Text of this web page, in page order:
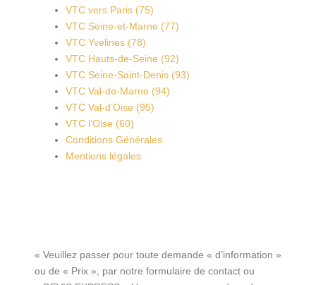
VTC vers Paris (75)
VTC Seine-et-Marne (77)
VTC Yvelines (78)
VTC Hauts-de-Seine (92)
VTC Seine-Saint-Denis (93)
VTC Val-de-Marne (94)
VTC Val-d’Oise (95)
VTC l’Oise (60)
Conditions Générales
Mentions légales
« Veuillez passer pour toute demande « d’information »
ou de « Prix », par notre formulaire de contact ou